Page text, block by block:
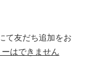
て友だち追加をお
はできません